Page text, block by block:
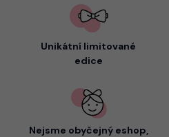
Unikátní limitované
edice
Nejsme obyčejný eshop,